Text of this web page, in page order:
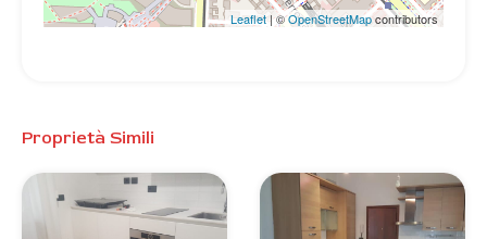
Leaflet| ©OpenStreetMapcontributors
Proprietà Simili